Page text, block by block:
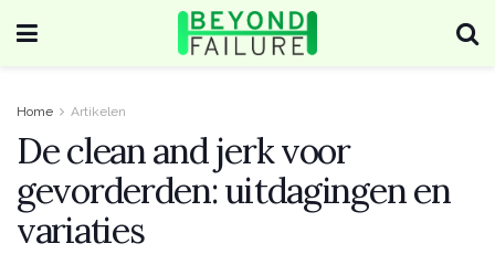
Home Artikelen
De clean and jerk voor
gevorderden: uitdagingen en
variaties